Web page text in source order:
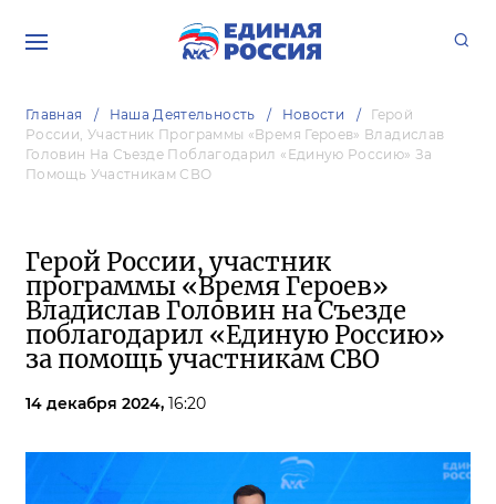
Главная Наша Деятельность Новости
Герой
России, Участник Программы «Время Героев» Владислав
Головин На Съезде Поблагодарил «Единую Россию» За
Помощь Участникам СВО
Герой России, участник
программы «Время Героев»
Владислав Головин на Съезде
поблагодарил «Единую Россию»
за помощь участникам СВО
14 декабря 2024, 16:20